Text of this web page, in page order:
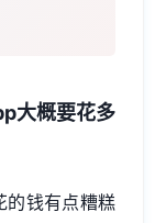
大概要花多
的钱有点糟糕